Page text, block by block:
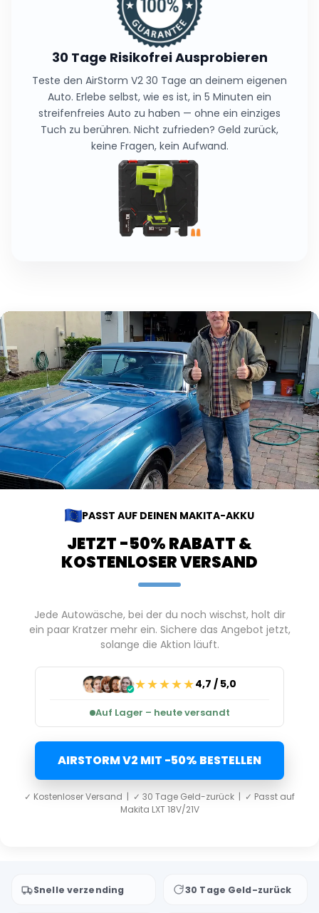
30 Tage Risikofrei Ausprobieren
Teste den AirStorm V2 30 Tage an deinem eigenen
Auto. Erlebe selbst, wie es ist, in 5 Minuten ein
streifenfreies Auto zu haben — ohne ein einziges
Tuch zu berühren. Nicht zufrieden? Geld zurück,
keine Fragen, kein Aufwand.
PASST AUF DEINEN MAKITA-AKKU
JETZT -50% RABATT &
KOSTENLOSER VERSAND
Jede Autowäsche, bei der du noch wischst, holt dir
ein paar Kratzer mehr ein. Sichere das Angebot jetzt,
solange die Aktion läuft.
★★★★★4,7 / 5,0
Auf Lager – heute versandt
AIRSTORM V2 MIT -50% BESTELLEN
✓ Kostenloser Versand | ✓ 30 Tage Geld-zurück | ✓ Passt auf
Makita LXT 18V/21V
Snelle verzending 30 Tage Geld-zurück